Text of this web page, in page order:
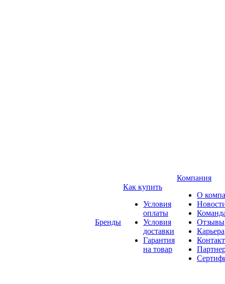
Бренды
Как купить
Условия
оплаты
Условия
доставки
Гарантия
на товар
Компания
О
Отзывы
Карьера